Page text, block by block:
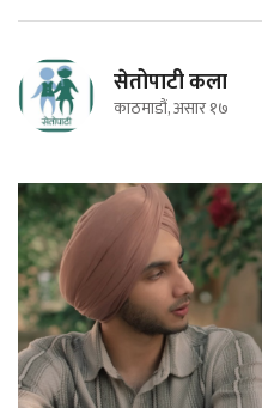
सेतोपाटी कला
काठमाडौं, असार १७